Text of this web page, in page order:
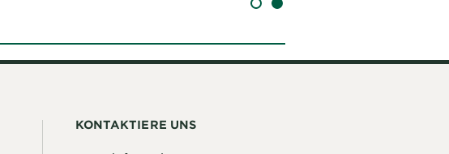
SLIDE 1SLIDE 2
KONTAKTIERE UNS